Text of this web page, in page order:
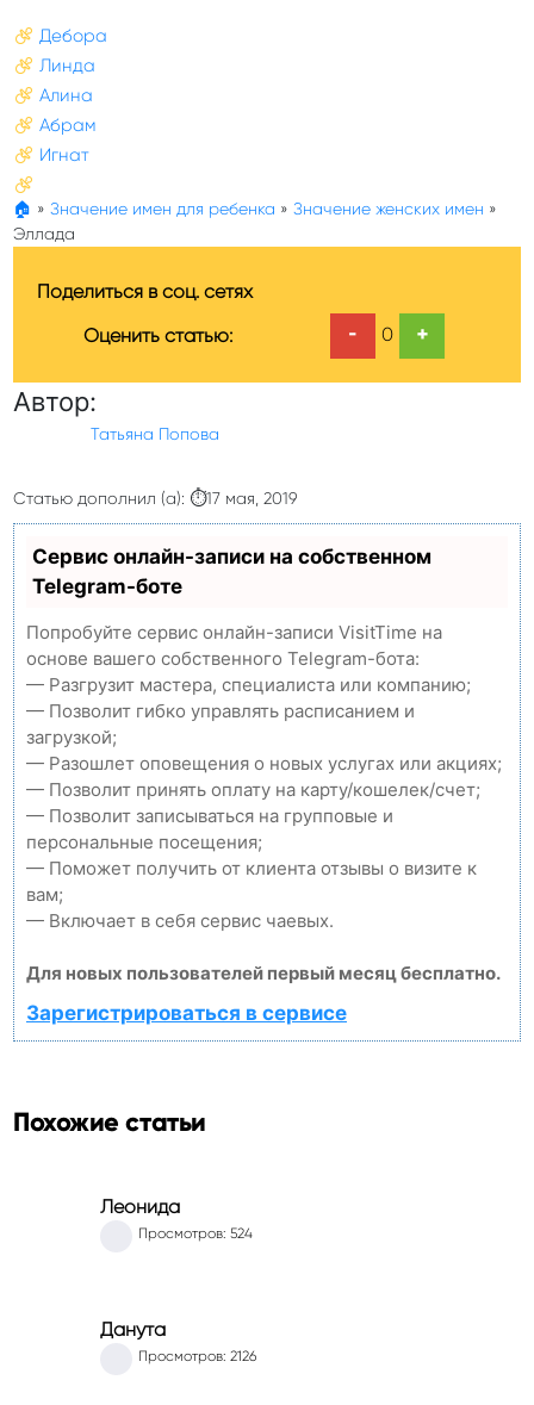
Дебора
Линда
Алина
Абрам
Игнат
🏠 » Значение имен для ребенка » Значение женских имен »
Эллада
Поделиться в соц. сетях
Оценить статью:
- 0 +
Автор:
Татьяна Попова
Статью дополнил (а): ⏱17 мая, 2019
Сервис онлайн-записи на собственном
Telegram-боте
Попробуйте сервис онлайн-записи VisitTime на
основе вашего собственного Telegram-бота:
— Разгрузит мастера, специалиста или компанию;
— Позволит гибко управлять расписанием и
загрузкой;
— Разошлет оповещения о новых услугах или акциях;
— Позволит принять оплату на карту/кошелек/счет;
— Позволит записываться на групповые и
персональные посещения;
— Поможет получить от клиента отзывы о визите к
вам;
— Включает в себя сервис чаевых.
Для новых пользователей первый месяц бесплатно.
Зарегистрироваться в сервисе
Похожие статьи
Леонида
Просмотров: 524
Данута
Просмотров: 2126